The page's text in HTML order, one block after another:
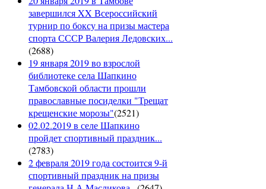
завершился XX Всероссийский
турнир по боксу на призы мастера
спорта СССР Валерия Ледовских...
(2688)
19 января 2019 во взрослой
библиотеке села Шапкино
Тамбовской области прошли
православные посиделки "Трещат
крещенские морозы"(2521)
02.02.2019 в селе Шапкино
пройдет спортивный праздник...
(2783)
2 февраля 2019 года состоится 9-й
спортивный праздник на призы